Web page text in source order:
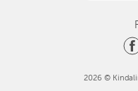
2026 ©